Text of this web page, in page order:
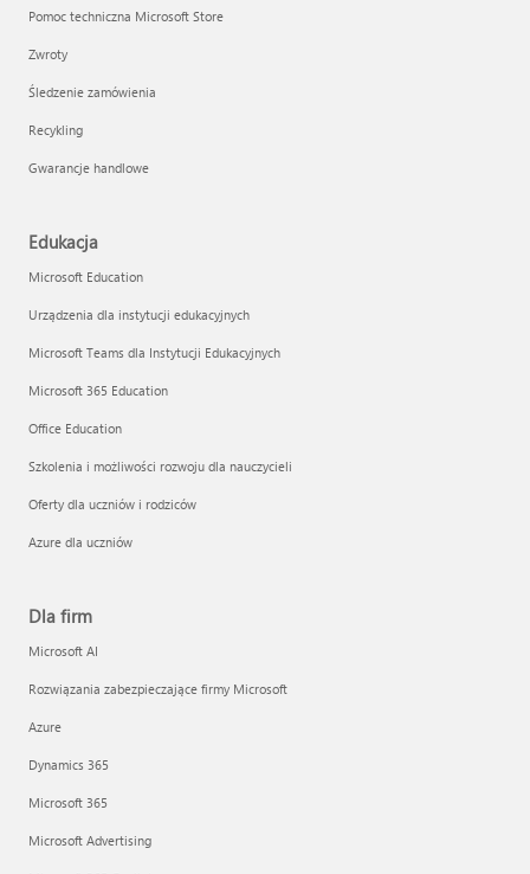
Pomoc techniczna Microsoft Store
Zwroty
Śledzenie zamówienia
Recykling
Gwarancje handlowe
Edukacja
Microsoft Education
Urządzenia dla instytucji edukacyjnych
Microsoft Teams dla Instytucji Edukacyjnych
Microsoft 365 Education
Office Education
Szkolenia i możliwości rozwoju dla nauczycieli
Oferty dla uczniów i rodziców
Azure dla uczniów
Dla firm
Microsoft AI
Rozwiązania zabezpieczające firmy Microsoft
Azure
Dynamics 365
Microsoft 365
Microsoft Advertising